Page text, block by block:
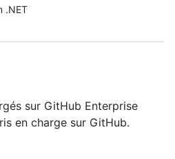
.NET
sur GitHub Enterprise
en charge sur GitHub.